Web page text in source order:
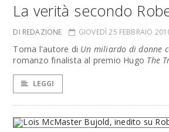
La verità secondo
DI REDAZIONE GIOVEDÌ 25 FEBBRAIO
Torna l'autore di Un miliardo di donne
romanzo finalista al premio Hugo The
LEGGI